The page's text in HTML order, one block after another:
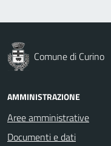
Comune di Curino
AMMINISTRAZIONE
Aree amministrative
Documenti e dati